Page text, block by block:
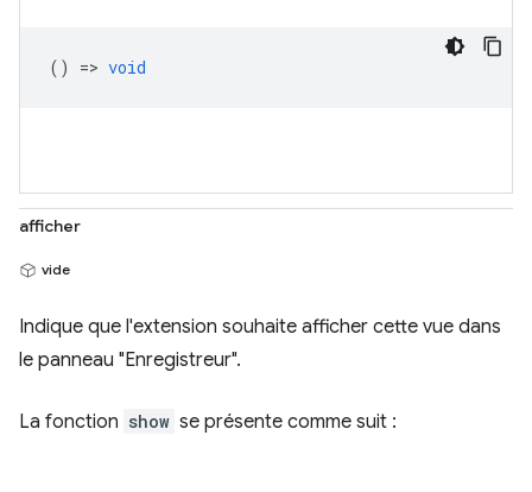
() => void
afficher
vide
Indique que l'extension souhaite afficher cette vue dans
le panneau "Enregistreur".
La fonction show se présente comme suit :